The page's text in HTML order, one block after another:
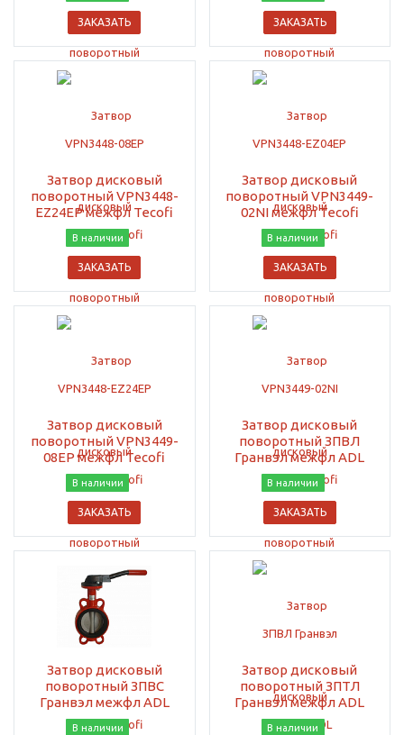
ЗАКАЗАТЬ ЗАКАЗАТЬ
Затвор дисковый
поворотный VPN3448-
EZ24EP межфл Tecofi
В наличии
ЗАКАЗАТЬ
Затвор дисковый
поворотный VPN3449-
02NI межфл Tecofi
В наличии
ЗАКАЗАТЬ
Затвор дисковый
поворотный VPN3449-
08EP межфл Tecofi
В наличии
ЗАКАЗАТЬ
Затвор дисковый
поворотный ЗПВЛ
Гранвэл межфл ADL
В наличии
ЗАКАЗАТЬ
Затвор дисковый
поворотный ЗПВС
Гранвэл межфл ADL
В наличии
Затвор дисковый
поворотный ЗПТЛ
Гранвэл межфл ADL
В наличии